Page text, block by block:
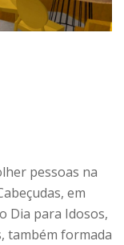
pessoas na
em
Dia para Idosos,
também formada